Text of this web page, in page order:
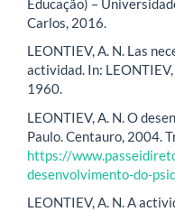
Carlos, 2016.
LEONTIEV, A. N. Las
actividad. In:
1960.
LEONTIEV, A. N. O
Paulo. Centauro, 2004.
https://
desenvolvimento-do-
LEONTIEV, A. N. A